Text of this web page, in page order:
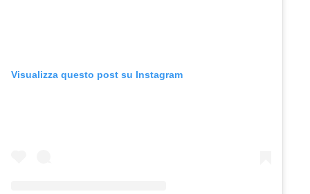
Visualizza questo post su Instagram